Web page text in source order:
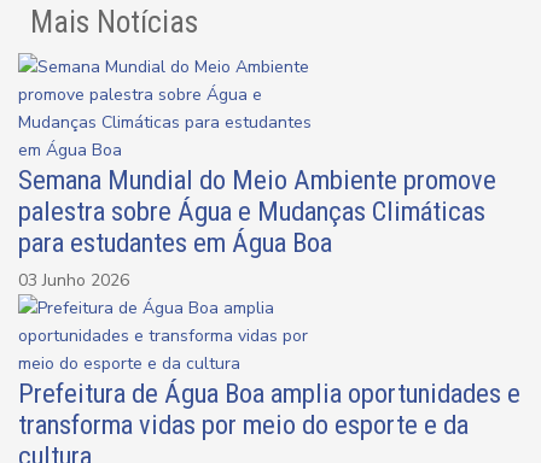
Mais Notícias
Semana Mundial do Meio Ambiente promove
palestra sobre Água e Mudanças Climáticas
para estudantes em Água Boa
03 Junho 2026
Prefeitura de Água Boa amplia oportunidades e
transforma vidas por meio do esporte e da
cultura